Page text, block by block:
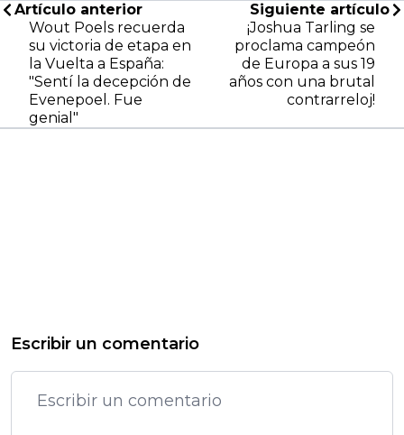
Artículo anterior
Wout Poels recuerda
su victoria de etapa en
la Vuelta a España:
"Sentí la decepción de
Evenepoel. Fue
genial"
Siguiente artículo
¡Joshua Tarling se
proclama campeón
de Europa a sus 19
años con una brutal
contrarreloj!
Escribir un comentario